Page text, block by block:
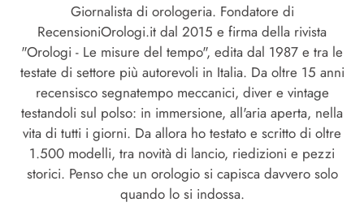
Giornalista di orologeria. Fondatore di
RecensioniOrologi.it dal 2015 e firma della rivista
"Orologi - Le misure del tempo", edita dal 1987 e tra le
testate di settore più autorevoli in Italia. Da oltre 15 anni
recensisco segnatempo meccanici, diver e vintage
testandoli sul polso: in immersione, all'aria aperta, nella
vita di tutti i giorni. Da allora ho testato e scritto di oltre
1.500 modelli, tra novità di lancio, riedizioni e pezzi
storici. Penso che un orologio si capisca davvero solo
quando lo si indossa.